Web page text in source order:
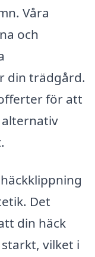
Våra
och
din trädgård.
för att
Det
din häck
vilket i